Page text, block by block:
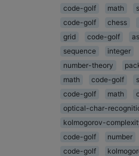
code-golf math
code-golf
chess
grid
code-golf
sequence
integer
number-theory
math
code-golf
code-golf
math
optical-char-
kolmogorov-
code-golf
number
code-golf